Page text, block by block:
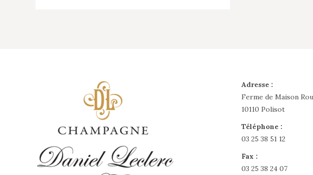
Adresse :
Ferme de Maison
10110 Polisot
Téléphone :
03 25 38 51 12
Fax :
03 25 38 24 07